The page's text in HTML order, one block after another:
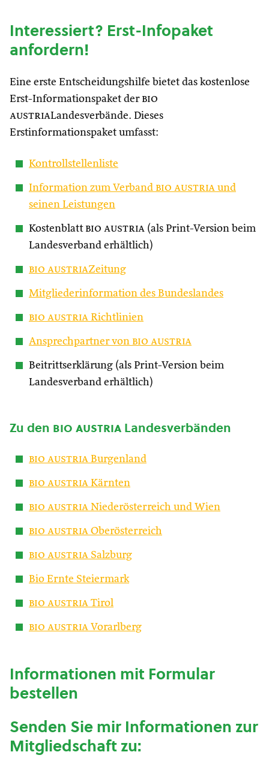
Interessiert? Erst-Infopaket
anfordern!
Eine erste Entscheidungshilfe bietet das kostenlose
Erst-Informationspaket der bio
austriaLandesverbände. Dieses
Erstinformationspaket umfasst:
Kontrollstellenliste
Information zum Verband bio austria und
seinen Leistungen
Kostenblatt bio austria (als Print-Version beim
Landesverband erhältlich)
bio austriaZeitung
Mitgliederinformation des Bundeslandes
bio austria Richtlinien
Ansprechpartner von bio austria
Beitrittserklärung (als Print-Version beim
Landesverband erhältlich)
Zu den bio austria Landesverbänden
bio austria Burgenland
bio austria Kärnten
bio austria Niederösterreich und Wien
bio austria Oberösterreich
bio austria Salzburg
Bio Ernte Steiermark
bio austria Tirol
bio austria Vorarlberg
Informationen mit Formular
bestellen
Senden Sie mir Informationen zur
Mitgliedschaft zu: